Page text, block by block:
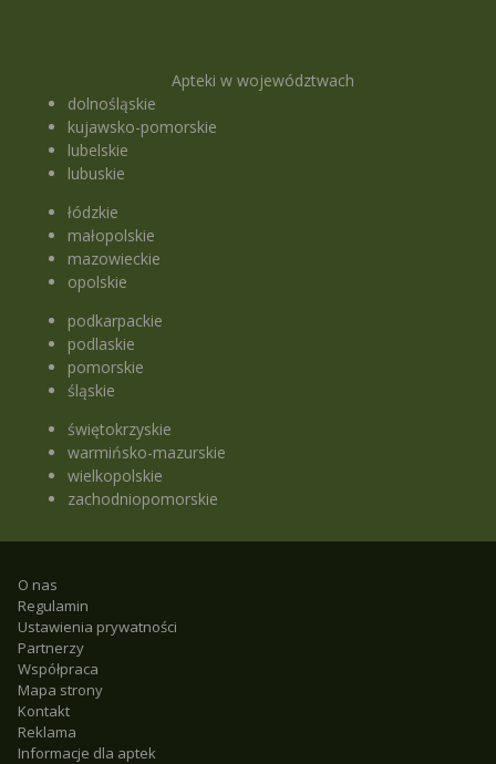
Apteki w województwach
dolnośląskie
kujawsko-pomorskie
lubelskie
lubuskie
łódzkie
małopolskie
mazowieckie
opolskie
podkarpackie
podlaskie
pomorskie
śląskie
świętokrzyskie
warmińsko-mazurskie
wielkopolskie
zachodniopomorskie
O nas
Regulamin
Ustawienia prywatności
Partnerzy
Współpraca
Mapa strony
Kontakt
Reklama
Informacje dla aptek